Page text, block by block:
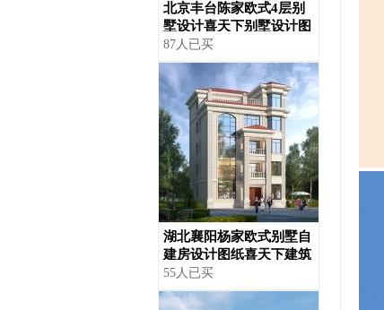
北京丰台陈家欧式4层别
墅设计喜天下别墅设计图
纸
87人已买
湖北襄阳杨家欧式别墅自
建房设计图纸喜天下建筑
设计
55人已买